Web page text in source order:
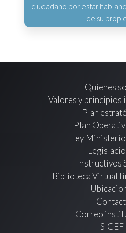
ciudadano por estar
de su
Quienes
Valores y principios
Plan
Plan
Ley
Instructivos
Biblioteca Virtual
Correo
SIGEFI